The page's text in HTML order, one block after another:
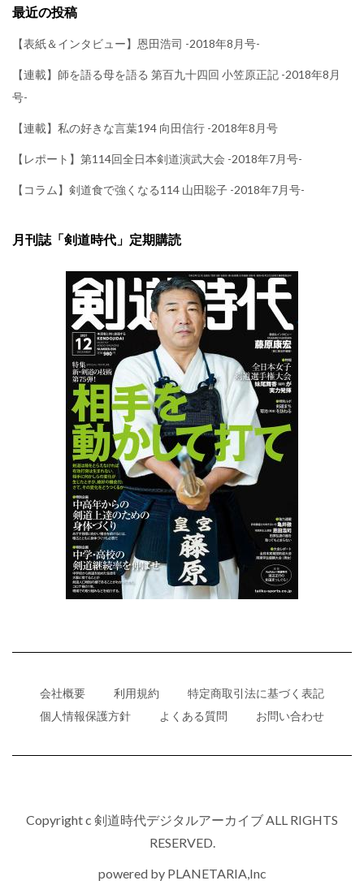
最近の投稿
【表紙＆インタビュー】恩田浩司 -2018年8月号-
【連載】師を語る母を語る 第百九十四回 小笠原正記 -2018年8月
号-
【連載】私の好きな言葉194 向田信行 -2018年8月号
【レポート】第114回全日本剣道演武大会 -2018年7月号-
【コラム】剣道食で強くなる114 山田聡子 -2018年7月号-
月刊誌「剣道時代」定期購読
会社概要 利用規約
特定商取引法に基づく表記
個人情報保護方針
よくある質問 お問い合わせ
Copyright c 剣道時代デジタルアーカイブ ALL RIGHTS
RESERVED.
powered by PLANETARIA,Inc